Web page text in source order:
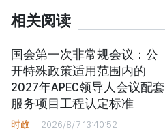
相关阅读
国会第一次非常规会议：公
开特殊政策适用范围内的
2027年APEC领导人会议配套
服务项目工程认定标准
时政 2026/8/7 13:40:52